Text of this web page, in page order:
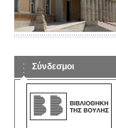
Σύνδεσμοι